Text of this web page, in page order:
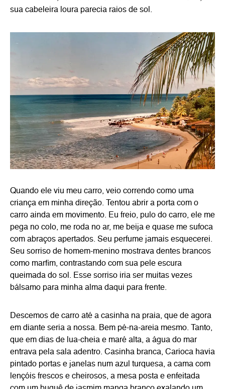
sua cabeleira loura parecia raios de sol.
Quando ele viu meu carro, veio correndo como uma
criança em minha direção. Tentou abrir a porta com o
carro ainda em movimento. Eu freio, pulo do carro, ele me
pega no colo, me roda no ar, me beija e quase me sufoca
com abraços apertados. Seu perfume jamais esquecerei.
Seu sorriso de homem-menino mostrava dentes brancos
como marfim, contrastando com sua pele escura
queimada do sol. Esse sorriso iria ser muitas vezes
bálsamo para minha alma daqui para frente.
Descemos de carro até a casinha na praia, que de agora
em diante seria a nossa. Bem pé-na-areia mesmo. Tanto,
que em dias de lua-cheia e maré alta, a água do mar
entrava pela sala adentro. Casinha branca, Carioca havia
pintado portas e janelas num azul turquesa, a cama com
lençóis frescos e cheirosos, a mesa posta e enfeitada